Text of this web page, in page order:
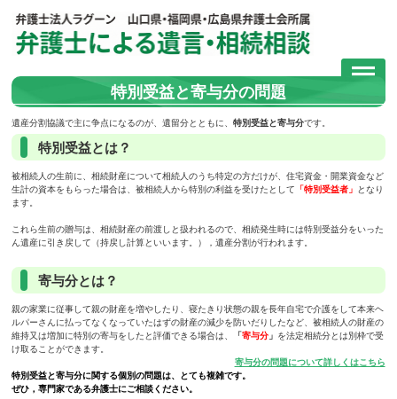
特別受益と寄与分の問題
遺産分割協議で主に争点になるのが、遺留分とともに、特別受益と寄与分です。
特別受益とは？
被相続人の生前に、相続財産について相続人のうち特定の方だけが、住宅資金・開業資金など
生計の資本をもらった場合は、被相続人から特別の利益を受けたとして
「特別受益者」 となり
ます。
これら生前の贈与は、相続財産の前渡しと扱われるので、相続発生時には特別受益分をいった
ん遺産に引き戻して（持戻し計算といいます。），遺産分割が行われます。
寄与分とは？
親の家業に従事して親の財産を増やしたり、寝たきり状態の親を長年自宅で介護をして本来ヘ
ルパーさんに払ってなくなっていたはずの財産の減少を防いだりしたなど、被相続人の財産の
維持又は増加に特別の寄与をしたと評価できる場合は、
「寄与分 」 を法定相続分とは別枠で受
け取ることができます。
寄与分の問題について詳しくはこちら
特別受益と寄与分に関する個別の問題は、とても複雑です。
ぜひ，専門家である弁護士にご相談ください。